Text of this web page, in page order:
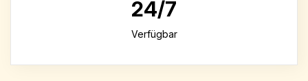
24/7
Verfügbar